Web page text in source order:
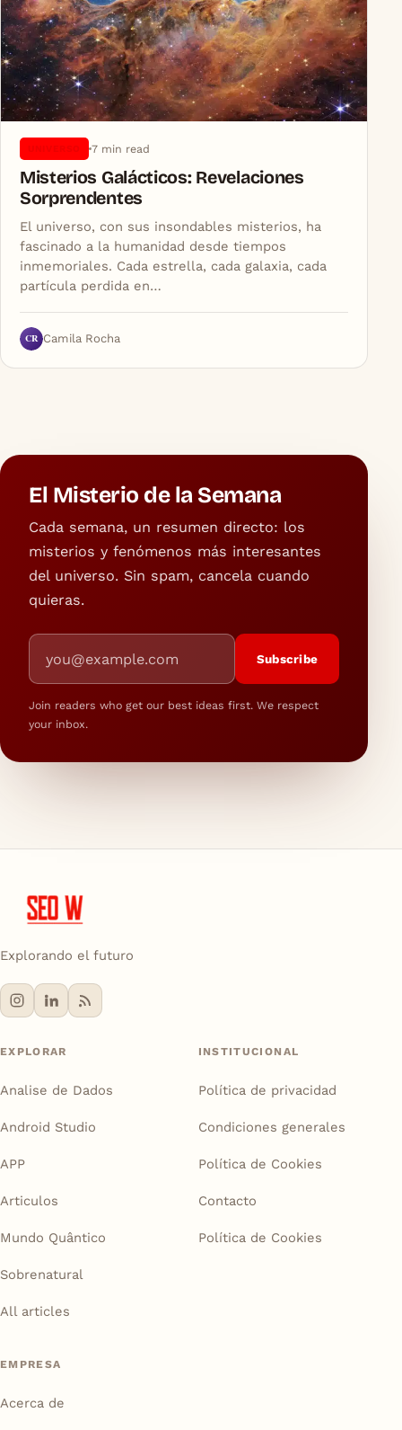
7 min read
Misterios Galácticos: Revelaciones
Sorprendentes
El universo, con sus insondables misterios, ha
fascinado a la humanidad desde tiempos
inmemoriales. Cada estrella, cada galaxia, cada
partícula perdida en…
CR Camila Rocha
El Misterio de la Semana
Cada semana, un resumen directo: los
misterios y fenómenos más interesantes
del universo. Sin spam, cancela cuando
quieras.
Email address
Subscribe
Join readers who get our best ideas first. We respect
your inbox.
Explorando el futuro
EXPLORAR
Analise de Dados
Android Studio
APP
Articulos
Mundo Quântico
Sobrenatural
All articles
INSTITUCIONAL
Política de privacidad
Condiciones generales
Política de Cookies
Contacto
Política de Cookies
EMPRESA
Acerca de